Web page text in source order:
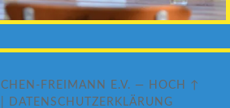
FREIMANN E.V. — HOCH ↑
DATENSCHUTZERKLÄRUNG